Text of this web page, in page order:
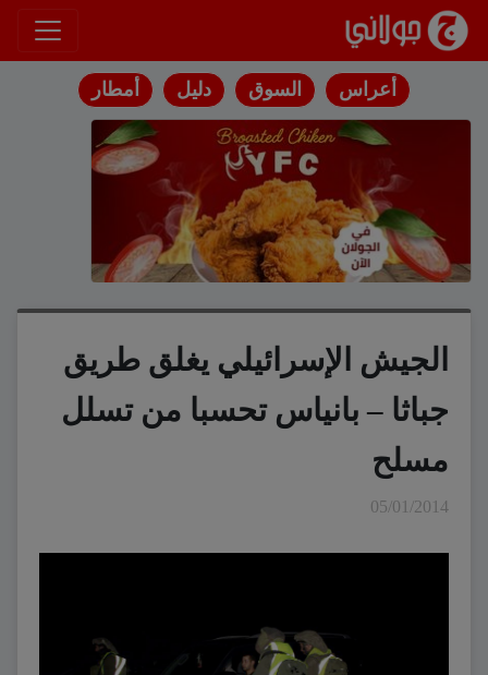
انتقل إلى المحتوى
أعراس السوق دليل أمطار
الجيش الإسرائيلي يغلق طريق
جباثا – بانياس تحسبا من تسلل
مسلح
05/01/2014